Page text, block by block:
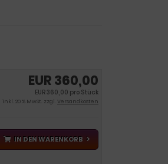
EUR 360,00
EUR 360,00 pro Stück
inkl. 20 % MwSt. zzgl. Versandkosten
IN DEN WARENKORB